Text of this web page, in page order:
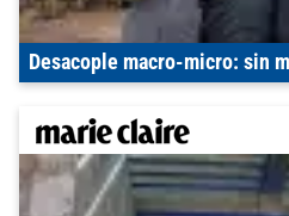
Desacople macro-micro: sin